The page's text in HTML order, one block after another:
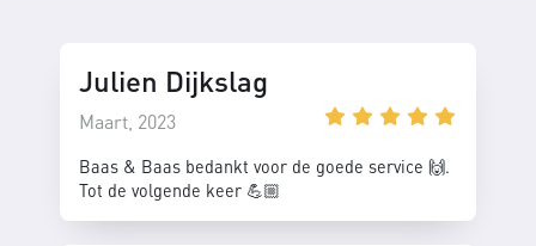
Julien Dijkslag
Maart, 2023
Baas & Baas bedankt voor de goede service 🙌.
Tot de volgende keer 💪🏼